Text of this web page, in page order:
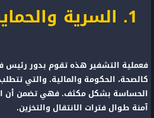
1. السرية والحماية الخصوصية
فعملية التشفير هذه تقوم بدور رئيس
كالصحة، الحكومة والمالية. والتي تتطلب
الحساسة بشكل مكثف.فهي تضمن أن
آمنة طوال فترات الانتقال والتخزين.